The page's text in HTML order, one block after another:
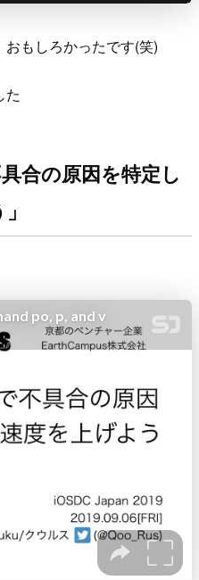
もしろかったです(笑)
た
合の原因を特定し